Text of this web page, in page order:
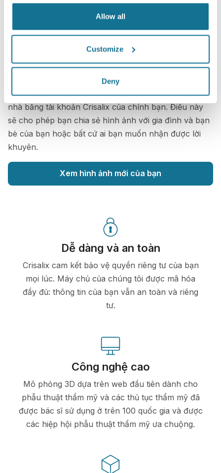
Allow all
Customize
Deny
Bạn muốn biết những gì tốt nhất cho
bạn?
CLÍNICA ROGERIO GOMES
cho phép bạn truy cập "hình ảnh mới" của bạn từ
nhà bằng tài khoản Crisalix của chính bạn. Điều này
sẽ cho phép bạn chia sẻ hình ảnh với gia đình và bạn
bè của bạn hoặc bất cứ ai bạn muốn nhận được lời
khuyên.
Xem hình ảnh mới của bạn
Dễ dàng và an toàn
Crisalix cam kết bảo vệ quyền riêng tư của bạn
mọi lúc. Máy chủ của chúng tôi được mã hóa
đầy đủ: thông tin của bạn vẫn an toàn và riêng
tư.
Công nghệ cao
Mô phỏng 3D dựa trên web đầu tiên dành cho
phẫu thuật thẩm mỹ và các thủ tục thẩm mỹ đã
được bác sĩ sử dụng ở trên 100 quốc gia và được
các hiệp hội phẫu thuật thẩm mỹ ưa chuộng.